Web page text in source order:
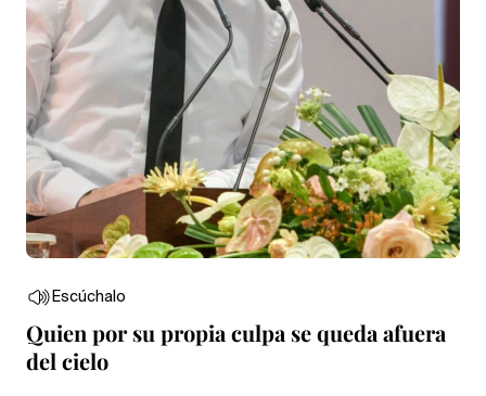
Escúchalo
Quien por su propia culpa se queda afuera
del cielo